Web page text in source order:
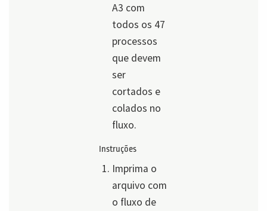
A3 com
todos os 47
processos
que devem
ser
cortados e
colados no
fluxo.
Instruções
Imprima o
arquivo com
o fluxo de